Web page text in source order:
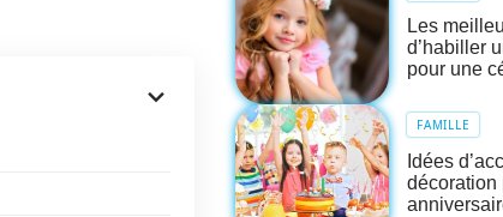
Les
d’habiller
pour une
FAMILLE
Idées
décoration